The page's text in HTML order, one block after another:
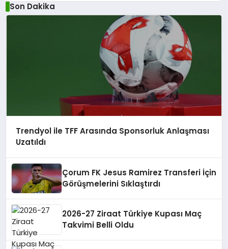
Son Dakika
Trendyol ile TFF Arasında Sponsorluk Anlaşması
Uzatıldı
Çorum FK Jesus Ramirez Transferi İçin
Görüşmelerini Sıklaştırdı
2026-27 Ziraat Türkiye Kupası Maç
Takvimi Belli Oldu